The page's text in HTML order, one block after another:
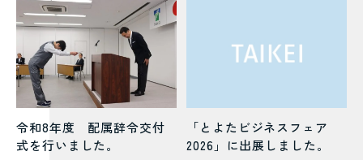
令和8年度 配属辞令交付
式を行いました。
「とよたビジネスフェア
2026」に出展しました。